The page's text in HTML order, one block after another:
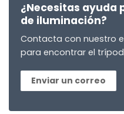
¿Necesitas ayuda
de iluminación?
Contacta con nuestro
para encontrar el
Enviar un correo